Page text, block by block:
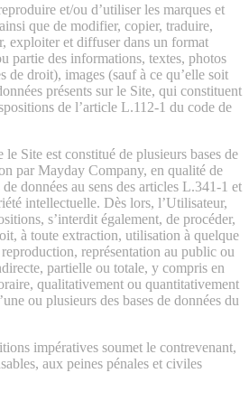
et/ou d’utiliser les marques et
que de modifier, copier, traduire,
exploiter et diffuser dans un format
partie des informations, textes, photos
de droit), images (sauf à ce qu’elle soit
présents sur le Site, qui constituent
de l’article L.112-1 du code de
Site est constitué de plusieurs bases de
par Mayday Company, en qualité de
données au sens des articles L.341-1 et
intellectuelle. Dès lors, l’Utilisateur,
s’interdit également, de procéder,
à toute extraction, utilisation à quelque
représentation au public ou
partielle ou totale, y compris en
qualitativement ou quantitativement
ou plusieurs des bases de données du
impératives soumet le contrevenant,
aux peines pénales et civiles